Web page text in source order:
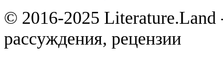
© 2016-2025 Literature.Land
рассуждения, рецензии